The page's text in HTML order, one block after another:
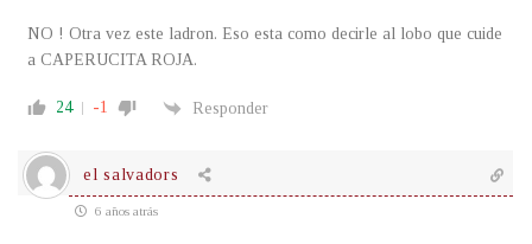
NO ! Otra vez este ladron. Eso esta como decirle al lobo que cuide
a CAPERUCITA ROJA.
24 -1 Responder
el salvadors
6 años atrás